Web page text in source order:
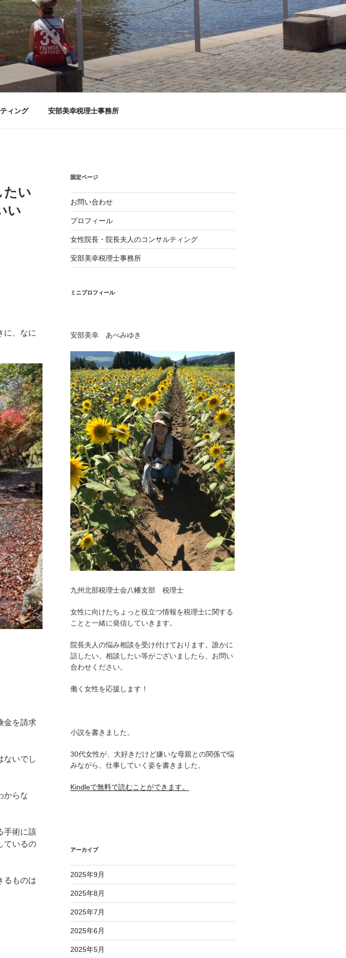
ィング 安部美幸税理士事務所
たい
い
に、なに
金を請求
ないでし
からな
手術に該
ているの
るものは
固定ページ
お問い合わせ
プロフィール
女性院長・院長夫人のコンサルティング
安部美幸税理士事務所
ミニプロフィール
安部美幸 あべみゆき
九州北部税理士会八幡支部 税理士
女性に向けたちょっと役立つ情報を税理士に関する
ことと一緒に発信していきます。
院長夫人の悩み相談を受け付けております。誰かに
話したい、相談したい等がございましたら、お問い
合わせください。
働く女性を応援します！
小説を書きました。
30代女性が、大好きだけど嫌いな母親との関係で悩
みながら、仕事していく姿を書きました。
Kindleで無料で読むことができます。
アーカイブ
2025年9月
2025年8月
2025年7月
2025年6月
2025年5月